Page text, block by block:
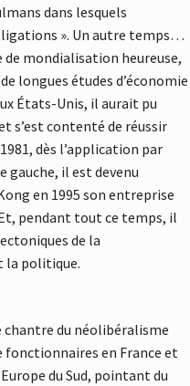
dans lesquels
». Un autre temps…
de mondialisation heureuse,
longues études d’économie
États-Unis, il aurait pu
s’est contenté de réussir
dès l’application par
gauche, il est devenu
en 1995 son entreprise
pendant tout ce temps, il
de la
la politique.
chantre du néolibéralisme
fonctionnaires en France et
du Sud, pointant du